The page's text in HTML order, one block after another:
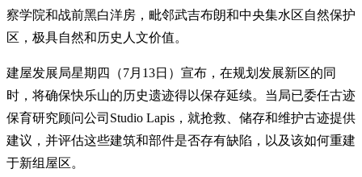
察学院和战前黑白洋房，毗邻武吉布朗和中央集水区自然保护
区，极具自然和历史人文价值。
建屋发展局星期四（7月13日）宣布，在规划发展新区的同
时，将确保快乐山的历史遗迹得以保存延续。当局已委任古迹
保育研究顾问公司Studio Lapis，就抢救、储存和维护古迹提供
建议，并评估这些建筑和部件是否存有缺陷，以及该如何重建
于新组屋区。